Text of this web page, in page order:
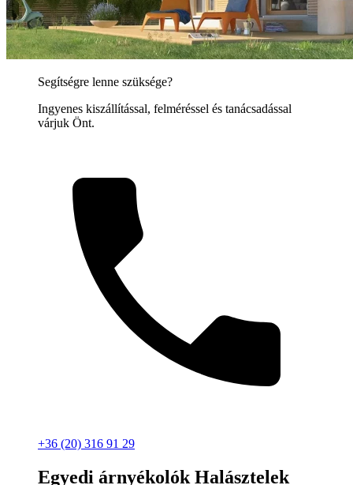
Segítségre lenne szüksége?
Ingyenes kiszállítással, felméréssel és tanácsadással
várjuk Önt.
+36 (20) 316 91 29
Egyedi árnyékolók Halásztelek